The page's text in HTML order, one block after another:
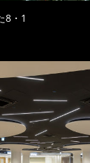
8・1